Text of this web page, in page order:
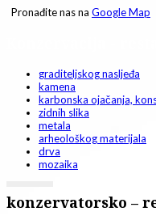
Pronađite nas na Google Map
graditeljskog nasljeđa
kamena
karbonska ojačanja,
zidnih slika
metala
arheološkog materijala
drva
mozaika
konzervatorsko –